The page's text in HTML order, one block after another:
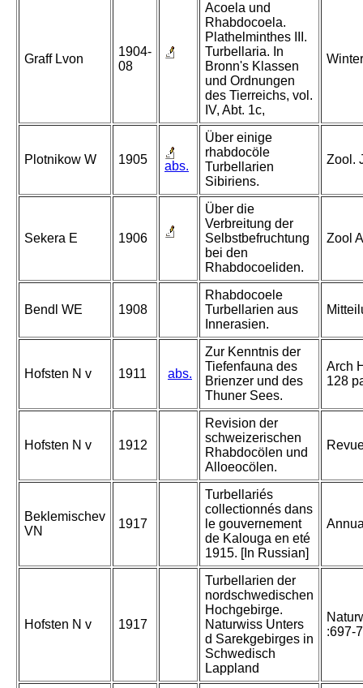
Graff Lvon
1904-
08
Acoela und
Rhabdocoela.
Plathelminthes III.
Turbellaria. In
Bronn's Klassen
und Ordnungen
des Tierreichs, vol.
IV, Abt. 1c,
Plotnikow W 1905 abs.
Über einige
rhabdocöle
Turbellarien
Sibiriens.
Zool.
Sekera E 1906
Über die
Verbreitung der
Selbstbefruchtung
bei den
Rhabdocoeliden.
Zool
Bendl WE 1908
Rhabdocoele
Turbellarien aus
Innerasien.
Hofsten N v 1911 abs.
Zur Kenntnis der
Tiefenfauna des
Brienzer und des
Thuner Sees.
Arch
128
Hofsten N v 1912
Revision der
schweizerischen
Rhabdocölen und
Alloeocölen.
Beklemischev
VN
1917
Turbellariés
collectionnés dans
le gouvernement
de Kalouga en eté
1915. [In Russian]
Hofsten N v 1917
Turbellarien der
nordschwedischen
Hochgebirge.
Naturwiss Unters
d Sarekgebirges in
Schwedisch
Lappland
:697-